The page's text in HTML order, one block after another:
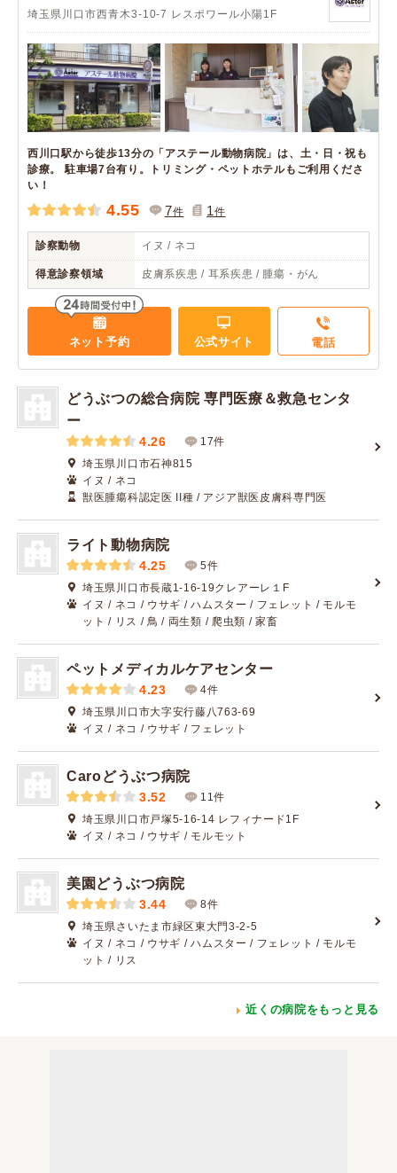
埼玉県川口市西青木3-10-7 レスポワール小陽1F
西川口駅から徒歩13分の「アステール動物病院」は、土・日・祝も
診療。 駐車場7台有り。トリミング・ペットホテルもご利用くださ
い！
4.55 7件 1件
診察動物 イヌ / ネコ
得意診察領域 皮膚系疾患 / 耳系疾患 / 腫瘍・がん
ネット予約 公式サイト 電話
どうぶつの総合病院 専門医療＆救急センタ
ー
4.26
17件
埼玉県川口市石神815
イヌ / ネコ
獣医腫瘍科認定医 II種 / アジア獣医皮膚科専門医
ライト動物病院
4.25
5件
埼玉県川口市長蔵1-16-19クレアーレ１F
イヌ / ネコ / ウサギ / ハムスター / フェレット / モルモ
ット / リス / 鳥 / 両生類 / 爬虫類 / 家畜
ペットメディカルケアセンター
4.23
4件
埼玉県川口市大字安行藤八763-69
イヌ / ネコ / ウサギ / フェレット
Caroどうぶつ病院
3.52
11件
埼玉県川口市戸塚5-16-14 レフィナード1F
イヌ / ネコ / ウサギ / モルモット
美園どうぶつ病院
3.44
8件
埼玉県さいたま市緑区東大門3-2-5
イヌ / ネコ / ウサギ / ハムスター / フェレット / モルモ
ット / リス
近くの病院をもっと見る